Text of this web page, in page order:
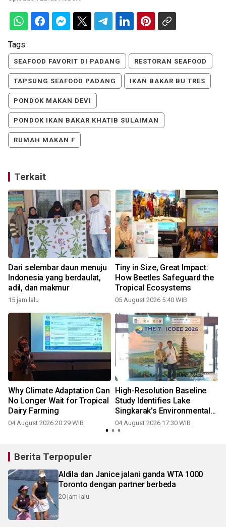
Tags:
SEAFOOD FAVORIT DI PADANG RESTORAN SEAFOOD
TAPSUNG SEAFOOD PADANG IKAN BAKAR BU TRES
PONDOK MAKAN DEVI
PONDOK IKAN BAKAR KHATIB SULAIMAN
RUMAH MAKAN F
Terkait
Dari selembar daun menuju
Indonesia yang berdaulat,
adil, dan makmur
15 jam lalu
Tiny in Size, Great Impact:
How Beetles Safeguard the
Tropical Ecosystems
05 August 2026 5:40 WIB
Why Climate Adaptation Can
No Longer Wait for Tropical
Dairy Farming
04 August 2026 20:29 WIB
High-Resolution Baseline
Study Identifies Lake
Singkarak's Environmental
Quality as a Strategic Pillar
for Indonesia's Future Solar
04 August 2026 17:30 WIB
Berita Terpopuler
Aldila dan Janice jalani ganda WTA 1000
Toronto dengan partner berbeda
20 jam lalu